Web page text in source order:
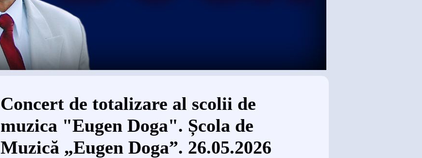
Eşti aici
Concert de totalizare al scolii de
muzica "Eugen Doga". Școla de
Muzică „Eugen Doga”. 26.05.2026